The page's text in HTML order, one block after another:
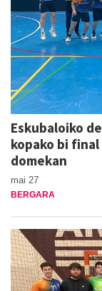
Eskubaloiko
kopako bi
domekan
mai 27
BERGARA